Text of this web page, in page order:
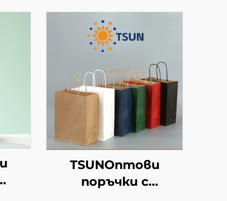
TSUNОптови
поръчки с